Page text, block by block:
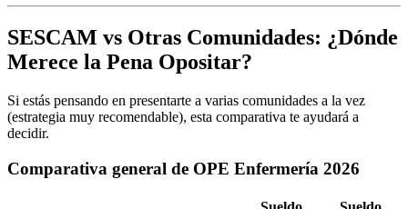
SESCAM vs Otras Comunidades: ¿Dónde
Merece la Pena Opositar?
Si estás pensando en presentarte a varias comunidades a la vez
(estrategia muy recomendable), esta comparativa te ayudará a
decidir.
Comparativa general de OPE Enfermería 2026